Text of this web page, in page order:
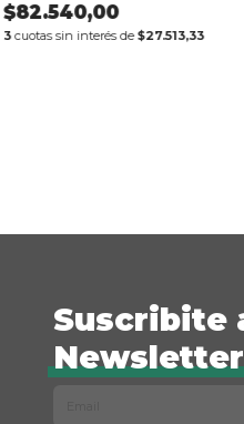
$82.540,00
3cuotas sin interés de$27.513,33
Suscribite
Newsletter